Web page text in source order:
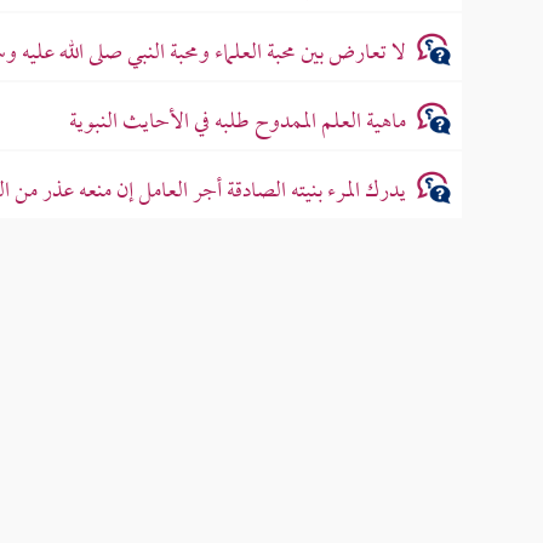
لا تعارض بين محبة العلماء ومحبة النبي صلى الله عليه
ماهية العلم الممدوح طلبه في الأحايث النبوية
يدرك المرء بنيته الصادقة أجر العامل إن منعه عذر من